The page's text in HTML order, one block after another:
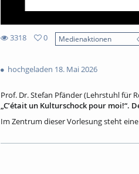
3318
views
0
Medienaktionen
hochgeladen 18. Mai 2026
Prof. Dr. Stefan Pfänder (Lehrstuhl für
„Cʼétait un Kulturschock pour moi!“.
Im Zentrum dieser Vorlesung steht
verlobte und verheiratete Paare –
Partner:innen im je anderen Land